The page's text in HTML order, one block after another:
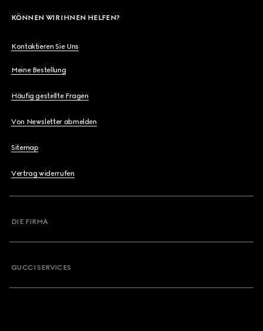
KÖNNEN WIR IHNEN HELFEN?
Kontaktieren Sie Uns
Meine Bestellung
Häufig gestellte Fragen
Von Newsletter abmelden
Sitemap
Vertrag widerrufen
DIE FIRMA
GUCCI SERVICES